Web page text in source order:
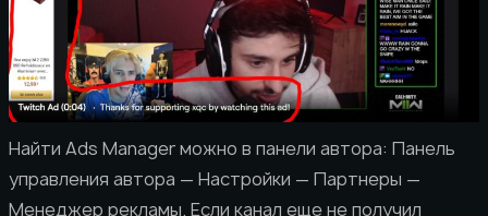
Найти Ads Manager можно в панели автора: Панель
управления автора — Настройки — Партнеры —
Менеджер рекламы. Если канал еще не получил